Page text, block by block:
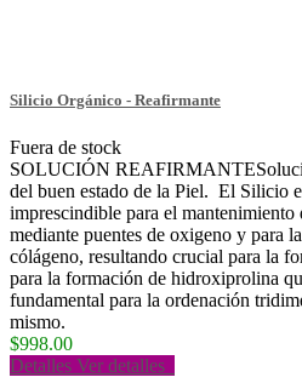
Silicio Orgánico - Reafirmante
Fuera de stock
SOLUCIÓN
del buen estado de la Piel. El Silicio
imprescindible para el mantenimiento
mediante puentes de oxigeno y para
cólágeno, resultando crucial para la
para la formación de hidroxiprolina
fundamental para la ordenación
mismo.
$998.00
Detalles Ver detalles